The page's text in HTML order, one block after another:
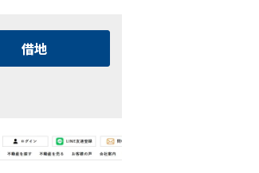
借地